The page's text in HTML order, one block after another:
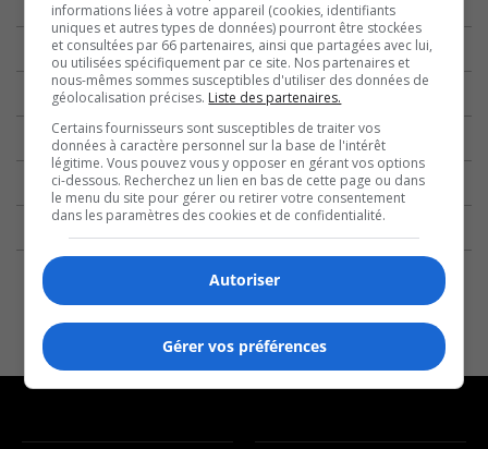
informations liées à votre appareil (cookies, identifiants
uniques et autres types de données) pourront être stockées
et consultées par 66 partenaires, ainsi que partagées avec lui,
ou utilisées spécifiquement par ce site. Nos partenaires et
nous-mêmes sommes susceptibles d'utiliser des données de
géolocalisation précises. Liste des partenaires.
Certains fournisseurs sont susceptibles de traiter vos
données à caractère personnel sur la base de l'intérêt
légitime. Vous pouvez vous y opposer en gérant vos options
ci-dessous. Recherchez un lien en bas de cette page ou dans
le menu du site pour gérer ou retirer votre consentement
dans les paramètres des cookies et de confidentialité.
Autoriser
Gérer vos préférences